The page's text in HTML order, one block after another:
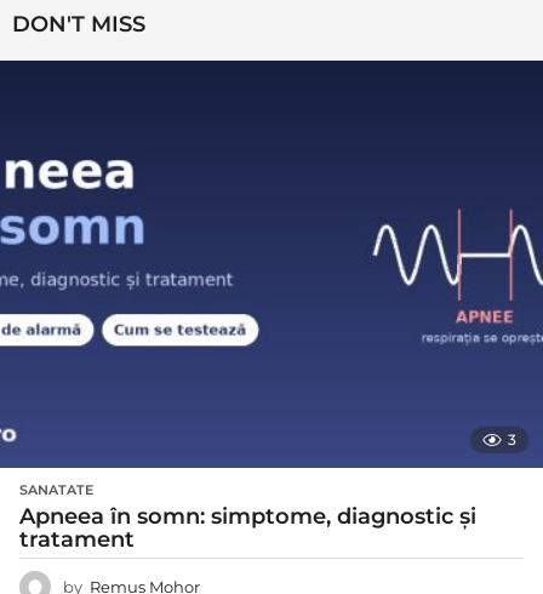
DON'T MISS
3
SANATATE
Apneea în somn: simptome, diagnostic și
tratament
by Remus Mohor